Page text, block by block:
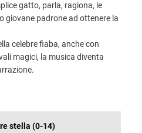
gatto, parla, ragiona, le
giovane padrone ad ottenere la
celebre fiaba, anche con
magici, la musica diventa
stella (0-14)